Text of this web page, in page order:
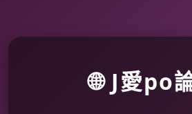
🌐 J愛po